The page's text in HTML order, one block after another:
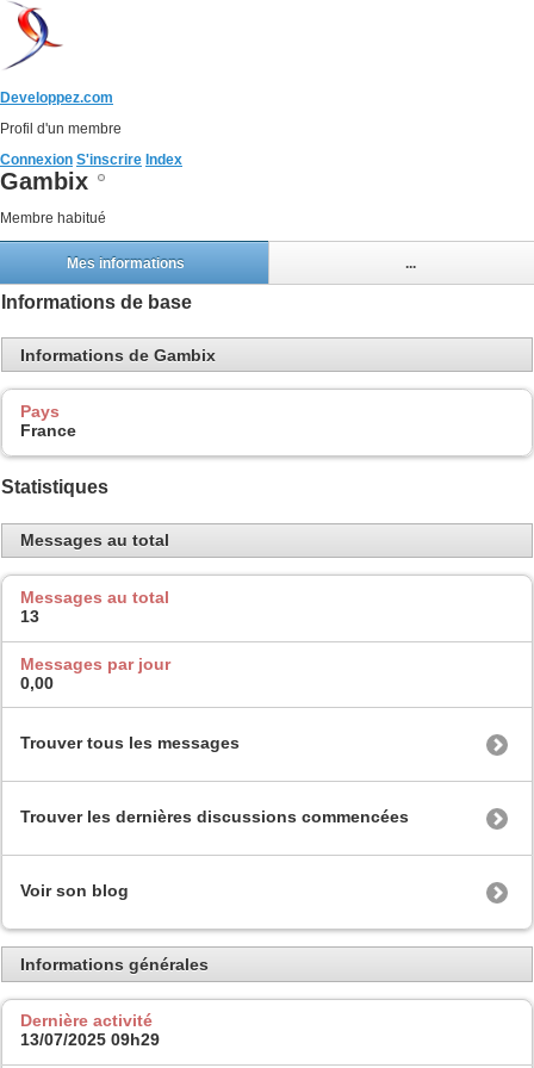
Developpez.com
Profil d'un membre
Connexion S'inscrire Index
Gambix
Membre habitué
Mes informations ...
Informations de base
Informations de Gambix
Pays
France
Statistiques
Messages au total
Messages au total
13
Messages par jour
0,00
Trouver tous les messages
Trouver les dernières discussions commencées
Voir son blog
Informations générales
Dernière activité
13/07/2025 09h29